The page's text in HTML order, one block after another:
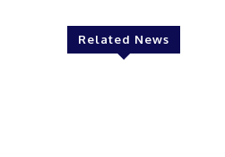
Related News